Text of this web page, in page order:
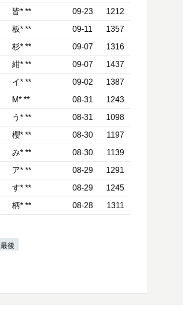
皆* ** 09-23 1212
板* ** 09-11 1357
杉* ** 09-07 1316
紺* ** 09-07 1437
イ* ** 09-02 1387
M* ** 08-31 1243
う* ** 08-31 1098
櫻* ** 08-30 1197
み* ** 08-30 1139
ア* ** 08-29 1291
す* ** 08-29 1245
柄* ** 08-28 1311
最後